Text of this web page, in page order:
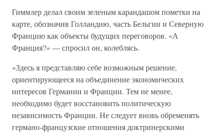
Гиммлер делал своим зеленым карандашом пометки на
карте, обозначив Голландию, часть Бельгии и Северную
Францию как объекты будущих переговоров. «А
Франция?» — спросил он, колеблясь.
«Здесь я представляю себе возможным решение,
ориентирующееся на объединение экономических
интересов Германии и Франции. Тем не менее,
необходимо будет восстановить политическую
независимость Франции. Не следует вновь обременять
германо-французские отношения доктринерскими